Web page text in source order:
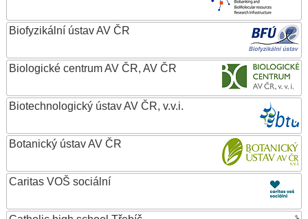
Biofyzikální ústav AV ČR
Biologické centrum AV ČR, AV ČR
Biotechnologický ústav AV ČR, v.v.i.
Botanický ústav AV ČR
Caritas VOŠ sociální